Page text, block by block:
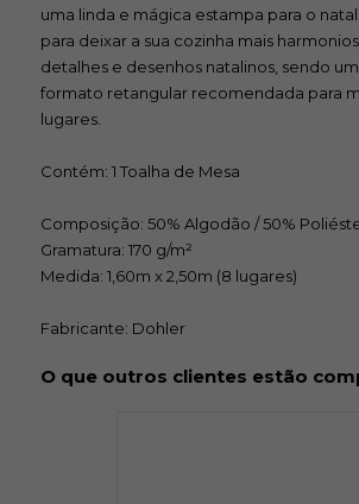
uma linda e mágica estampa para o
para deixar a sua cozinha mais
detalhes e desenhos natalinos, sendo
formato retangular recomendada para
lugares.
Contém: 1 Toalha de Mesa
Composição: 50% Algodão / 50%
Gramatura: 170 g/m²
Medida: 1,60m x 2,50m (8 lugares)
Fabricante: Dohler
O que outros clientes estão